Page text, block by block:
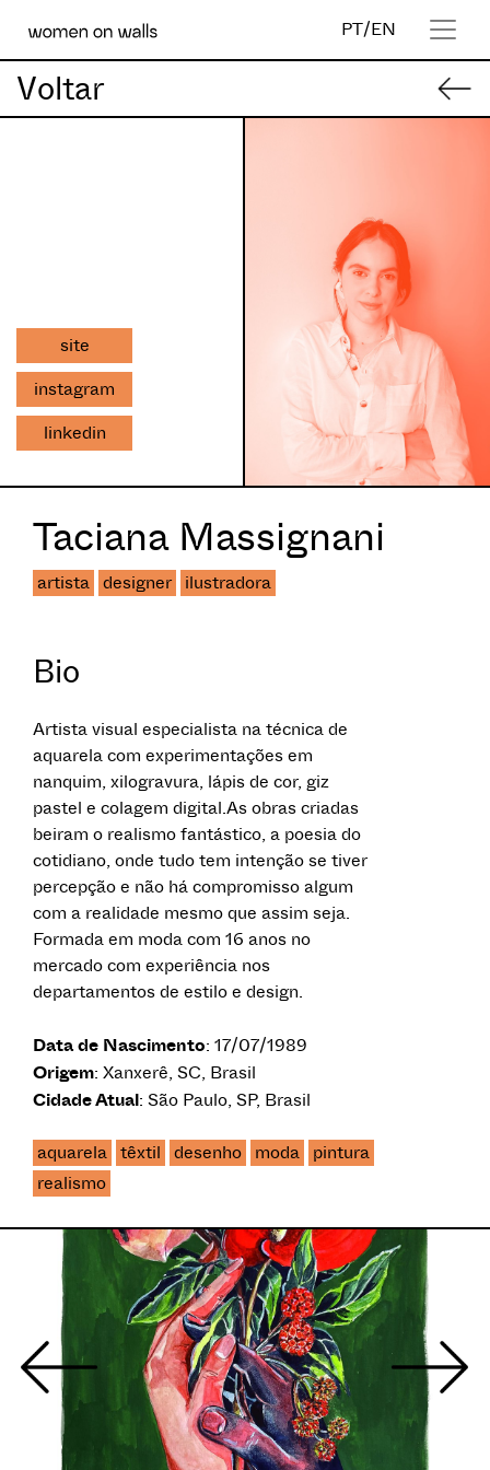
PT/EN
Voltar
site
instagram
linkedin
Taciana Massignani
artista designer ilustradora
Bio
Artista visual especialista na técnica de
aquarela com experimentações em
nanquim, xilogravura, lápis de cor, giz
pastel e colagem digital.As obras criadas
beiram o realismo fantástico, a poesia do
cotidiano, onde tudo tem intenção se tiver
percepção e não há compromisso algum
com a realidade mesmo que assim seja.
Formada em moda com 16 anos no
mercado com experiência nos
departamentos de estilo e design.
Data de Nascimento: 17/07/1989
Origem: Xanxerê, SC, Brasil
Cidade Atual: São Paulo, SP, Brasil
aquarela têxtil desenho moda
pintura
realismo